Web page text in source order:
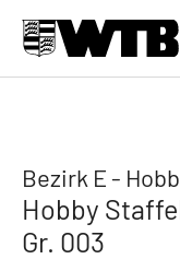
Bezirk E -
Hobby
Gr. 003